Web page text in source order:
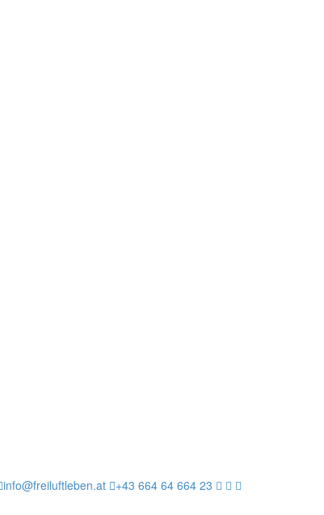
info@freiluftleben.at
+43 664 64 664 23